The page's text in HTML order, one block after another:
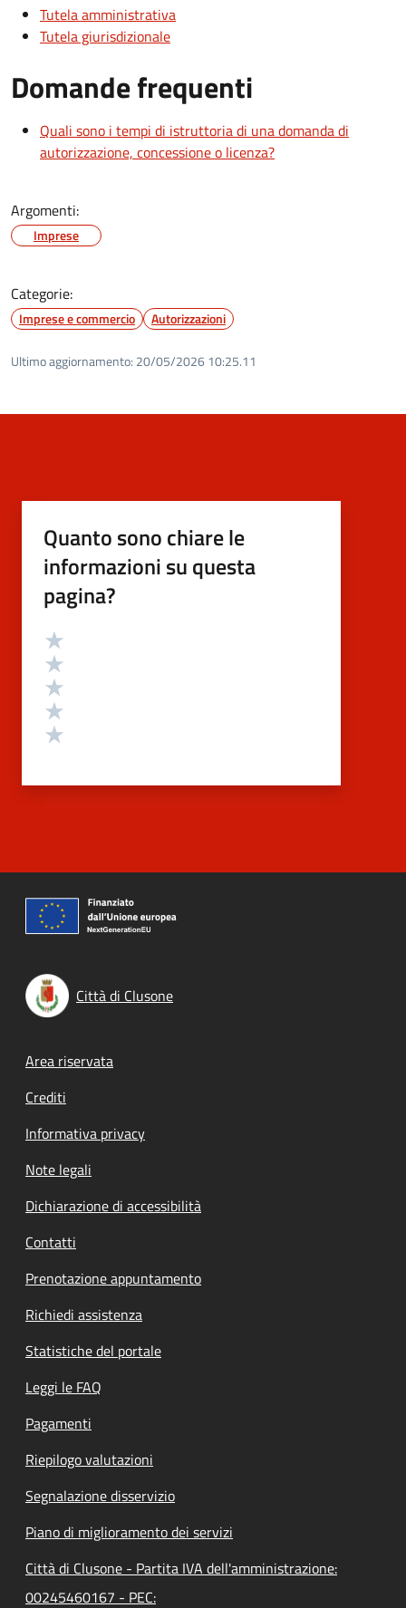
Tutela amministrativa
Tutela giurisdizionale
Domande frequenti
Quali sono i tempi di istruttoria di una domanda di
autorizzazione, concessione o licenza?
Argomenti:
Imprese
Categorie:
Imprese e commercio Autorizzazioni
Ultimo aggiornamento: 20/05/2026 10:25.11
Quanto sono chiare le
informazioni su questa
pagina?
Valutazione
Città di Clusone
Footer menu
Area riservata
Crediti
Informativa privacy
Note legali
Dichiarazione di accessibilità
Contatti
Prenotazione appuntamento
Richiedi assistenza
Statistiche del portale
Leggi le FAQ
Pagamenti
Riepilogo valutazioni
Segnalazione disservizio
Piano di miglioramento dei servizi
Città di Clusone - Partita IVA dell'amministrazione:
00245460167 - PEC: